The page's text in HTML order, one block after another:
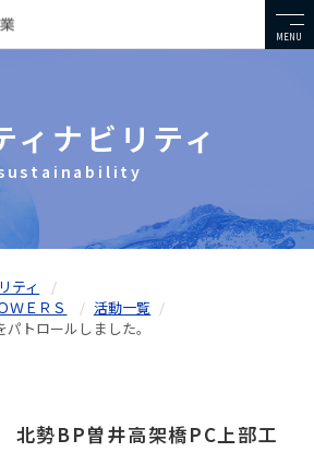
MENU
ィナビリティ
ティ
ＷＥＲＳ
活動一覧
トロールしました。
勢BP曽井高架橋PC上部工